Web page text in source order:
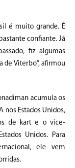
é muito grande. É
confiante. Já
fiz algumas
de Viterbo”, afirmou
acumula os
nos Estados Unidos,
de kart e o vice-
Unidos. Para
ele vem